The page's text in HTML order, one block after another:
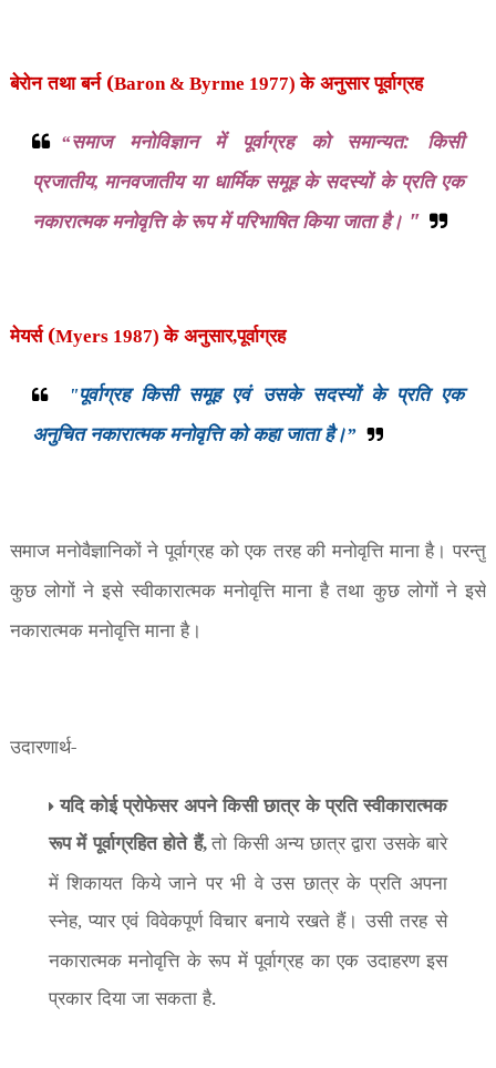
बेरोन तथा बर्न (Baron & Byrme 1977)के अनुसारपूर्वाग्रह
“समाज मनोविज्ञान में पूर्वाग्रह को समान्यत: किसी
प्रजातीय, मानवजातीय या धार्मिक समूह के सदस्यों के प्रति एक
नकारात्मक मनोवृत्ति के रूप में परिभाषित किया जाता है। "
मेयर्स (Myers 1987)के अनुसार,पूर्वाग्रह
"पूर्वाग्रह किसी समूह एवं उसके सदस्यों के प्रति एक
अनुचित नकारात्मक मनोवृत्ति को कहा जाता है।”
समाज मनोवैज्ञानिकों ने पूर्वाग्रह को एक तरह की मनोवृत्ति माना है। परन्तु
कुछ लोगों ने इसे स्वीकारात्मक मनोवृत्ति माना है तथा कुछ लोगों ने इसे
नकारात्मक मनोवृत्ति माना है।
उदारणार्थ-
यदि कोई प्रोफेसर अपने किसी छात्र के प्रति स्वीकारात्मक
रूप में पूर्वाग्रहित होते हैं,तो किसी अन्य छात्र द्वारा उसके बारे
में शिकायत किये जाने पर भी वे उस छात्र के प्रति अपना
स्नेह, प्यार एवं विवेकपूर्ण विचार बनाये रखते हैं। उसी तरह से
नकारात्मक मनोवृत्ति के रूप में पूर्वाग्रह का एक उदाहरण इस
प्रकार दिया जा सकता है.